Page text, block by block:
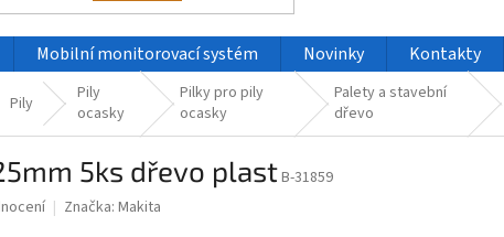
Mobilní monitorovací systém Novinky Kontakty
Pily
Pily
ocasky
Pilky pro pily
ocasky
Palety a stavební
dřevo
5ks dřevo plastB-31859
Značka: Makita